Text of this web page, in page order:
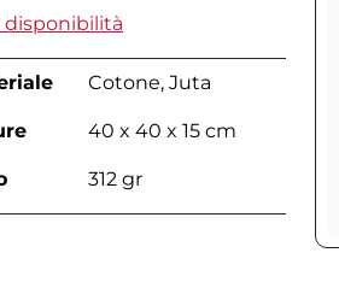
disponibilità
Cotone, Juta
40 x 40 x 15 cm
312 gr